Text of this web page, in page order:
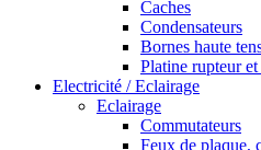
Caches
Condensateurs
Bornes haute
Platine rupteur
Electricité / Eclairage
Eclairage
Commutateurs
Feux de plaque,